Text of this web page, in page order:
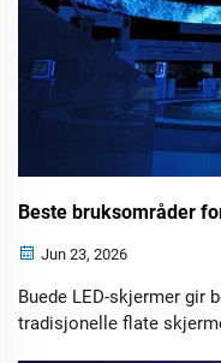
Beste bruksområder
Jun 23, 2026
Buede LED-skjermer gir
tradisjonelle flate